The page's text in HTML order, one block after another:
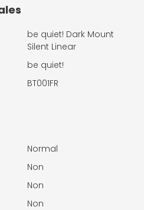
be quiet! Dark Mount
Silent Linear
be quiet!
BT001FR
Normal
Non
Non
Non